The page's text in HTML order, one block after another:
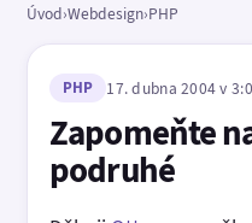
Úvod›Webdesign›PHP
PHP 17. dubna 2004 v
Zapomeňte
podruhé